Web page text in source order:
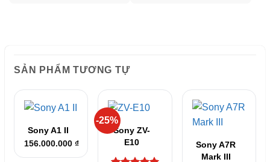
SẢN PHẨM TƯƠNG TỰ
Sony A1 II
156.000.000 ₫
-25%
Sony ZV-
E10
Sony A7R
Mark III